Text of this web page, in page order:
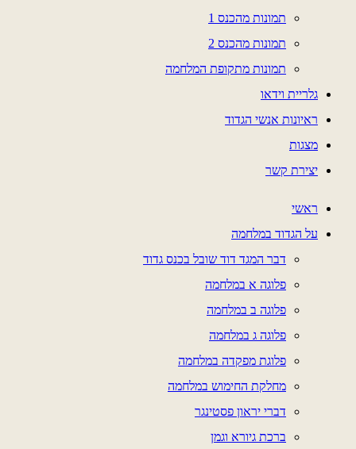
תמונות מהכנס 1
תמונות מהכנס 2
תמונות מתקופת המלחמה
גלריית וידאו
ראיונות אנשי הגדוד
מצגות
יצירת קשר
ראשי
על הגדוד במלחמה
דבר המגד דוד שובל בכנס גדוד
פלוגה א במלחמה
פלוגה ב במלחמה
פלוגה ג במלחמה
פלוגת מפקדה במלחמה
מחלקת החימוש במלחמה
דברי יראון פסטינגר
ברכת גיורא וגמן